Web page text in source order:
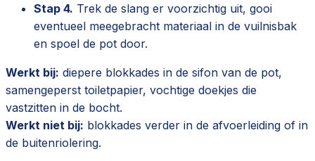
Stap 4. Trek de slang er voorzichtig uit, gooi
eventueel meegebracht materiaal in de vuilnisbak
en spoel de pot door.
Werkt bij: diepere blokkades in de sifon van de pot,
samengeperst toiletpapier, vochtige doekjes die
vastzitten in de bocht.
Werkt niet bij: blokkades verder in de afvoerleiding of in
de buitenriolering.